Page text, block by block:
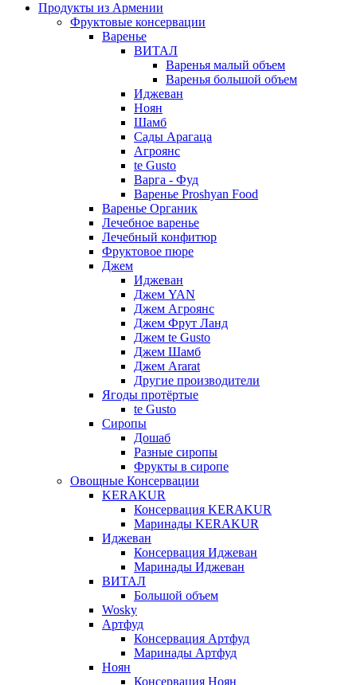
Продукты из Армении
Фруктовые консервации
Варенье
ВИТАЛ
Варенья малый объем
Варенья большой объем
Иджеван
Ноян
Шамб
Сады Арагаца
Агроянс
te Gusto
Варга - Фуд
Варенье Proshyan Food
Варенье Органик
Лечебное варенье
Лечебный конфитюр
Фруктовое пюре
Джем
Иджеван
Джем YAN
Джем Агроянс
Джем Фрут Ланд
Джем te Gusto
Джем Шамб
Джем Ararat
Другие производители
Ягоды протёртые
te Gusto
Сиропы
Дошаб
Разные сиропы
Фрукты в сиропе
Овощные Консервации
KERAKUR
Консервация KERAKUR
Маринады KERAKUR
Иджеван
Консервация Иджеван
Маринады Иджеван
ВИТАЛ
Большой объем
Wosky
Артфуд
Консервация Артфуд
Маринады Артфуд
Ноян
Консервация Ноян